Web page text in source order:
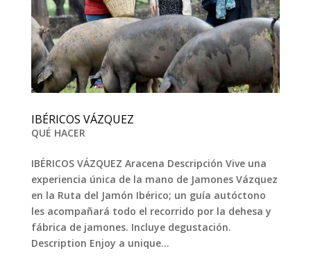
IBÉRICOS VÁZQUEZ
QUÉ HACER
IBÉRICOS VÁZQUEZ Aracena Descripción Vive una
experiencia única de la mano de Jamones Vázquez
en la Ruta del Jamón Ibérico; un guía autóctono
les acompañará todo el recorrido por la dehesa y
fábrica de jamones. Incluye degustación.
Description Enjoy a unique...